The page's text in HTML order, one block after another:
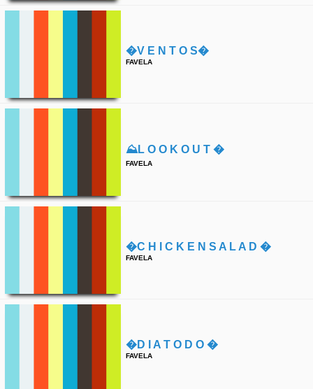
�v E N T O S�
FAVELA
⛰l O O K O U T �
FAVELA
�c H I C K E N S A L A D �
FAVELA
�d I A T O D O �
FAVELA